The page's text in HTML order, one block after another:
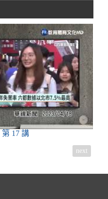
第 17 講
next